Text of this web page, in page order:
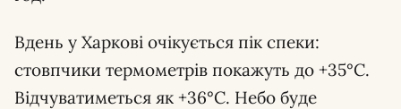
Вдень у Харкові очікується пік спеки:
стовпчики термометрів покажуть до +35°С.
Відчуватиметься як +36°С. Небо буде